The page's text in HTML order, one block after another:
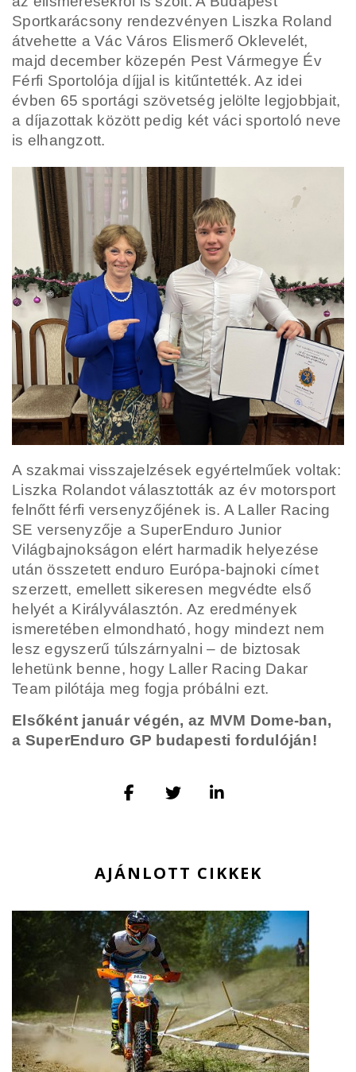
Sportkarácsony rendezvényen Liszka Roland
átvehette a Vác Város Elismerő Oklevelét,
majd december közepén Pest Vármegye Év
Férfi Sportolója díjjal is kitűntették. Az idei
évben 65 sportági szövetség jelölte legjobbjait,
a díjazottak között pedig két váci sportoló neve
is elhangzott.
A szakmai visszajelzések egyértelműek voltak:
Liszka Rolandot választották az év motorsport
felnőtt férfi versenyzőjének is. A Laller Racing
SE versenyzője a SuperEnduro Junior
Világbajnokságon elért harmadik helyezése
után összetett enduro Európa-bajnoki címet
szerzett, emellett sikeresen megvédte első
helyét a Királyválasztón. Az eredmények
ismeretében elmondható, hogy mindezt nem
lesz egyszerű túlszárnyalni – de biztosak
lehetünk benne, hogy Laller Racing Dakar
Team pilótája meg fogja próbálni ezt.
Elsőként január végén, az MVM Dome-ban,
a SuperEnduro GP budapesti fordulóján!
AJÁNLOTT CIKKEK